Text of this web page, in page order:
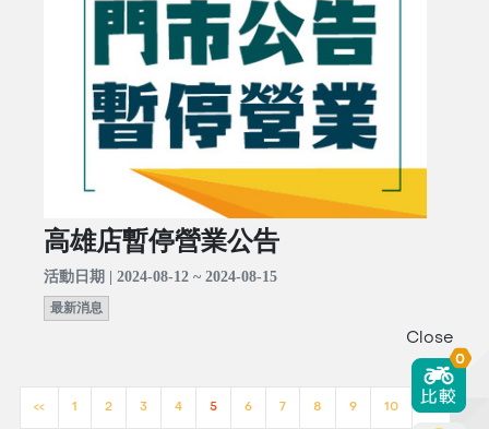
高雄店暫停營業公告
活動日期 | 2024-08-12 ~ 2024-08-15
最新消息
<< 1 2 3 4 5 6 7 8 9 10 >>
Close
0